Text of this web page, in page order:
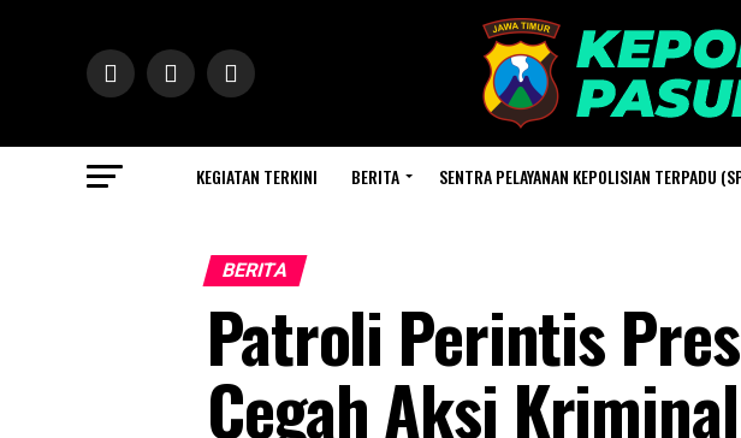
KEGIATAN TERKINI BERITA SENTRA PELAYANAN KEPOLISIAN TERPADU
BERITA
Patroli Perintis
Cegah Aksi